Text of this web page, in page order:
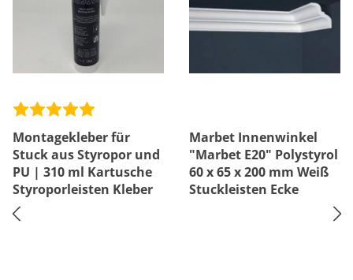
Montagekleber für
Stuck aus Styropor und
PU | 310 ml Kartusche
Styroporleisten Kleber
Marbet Innenwinkel
"Marbet E20" Polystyrol
60 x 65 x 200 mm Weiß
Stuckleisten Ecke